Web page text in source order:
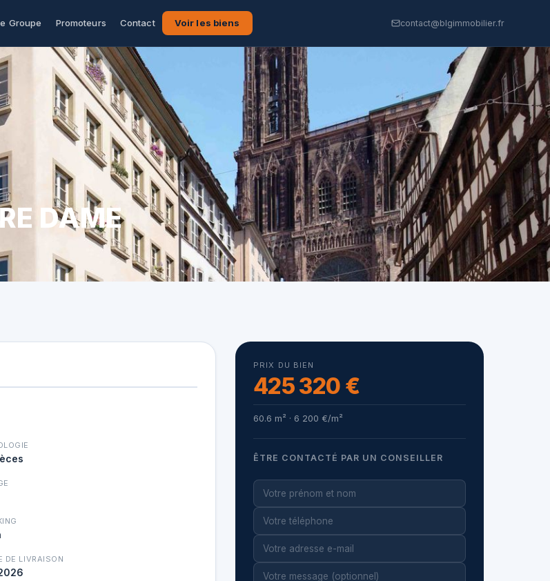
Groupe Promoteurs Contact Voir les biens contact@blgimmobilier.fr
DAME
DE LIVRAISON
PRIX DU BIEN
425 320 €
60.6 m² · 6 200 €/m²
ÊTRE CONTACTÉ PAR UN CONSEILLER